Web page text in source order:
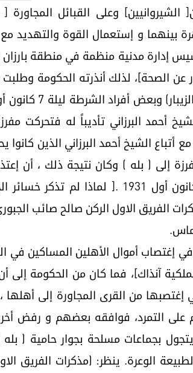
وعلى القبائل المجاورة
بينهما و إستعمال القوة والتهديد
إدارة مدنية منظمة في منطقة
عن الصحة]، لذلك أنذرته الحكومة
أحمد البرزاني تأديباً له فتحركت
(بارزان) ، إصطدمت مع أتباع الشيخ أحمد البرزاني الذين
إلى ( بله ) وكان نتيجة ذلك ، أن
البرزاني عن إعتدائه على القائمقام و أفراد الشرطة، وإطلق سراحهم يوم 12
الفريق الاول الركن صالح صائب
إغتصاب أموال الأهلين المساكين في
آنذاك]، فما كان من الحكومة إلى
المنهوبة التي إغتصبها من القرى المجاورة إلى
على التمرد، فوافقه بعضهم و رفض
1932 أخذ الشيخ أحمد البرزاني يتجول بجماعات مسلحة بجوار
الوعرة. ينظر: (مذكرات الفريق